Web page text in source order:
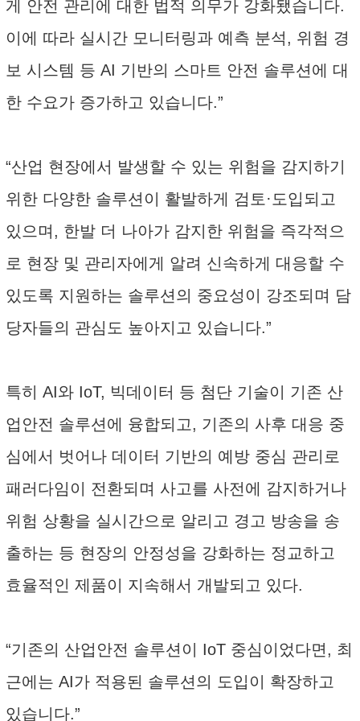
게 안전 관리에 대한 법적 의무가 강화됐습니다.
이에 따라 실시간 모니터링과 예측 분석, 위험 경
보 시스템 등 AI 기반의 스마트 안전 솔루션에 대
한 수요가 증가하고 있습니다.”
“산업 현장에서 발생할 수 있는 위험을 감지하기
위한 다양한 솔루션이 활발하게 검토·도입되고
있으며, 한발 더 나아가 감지한 위험을 즉각적으
로 현장 및 관리자에게 알려 신속하게 대응할 수
있도록 지원하는 솔루션의 중요성이 강조되며 담
당자들의 관심도 높아지고 있습니다.”
특히 AI와 IoT, 빅데이터 등 첨단 기술이 기존 산
업안전 솔루션에 융합되고, 기존의 사후 대응 중
심에서 벗어나 데이터 기반의 예방 중심 관리로
패러다임이 전환되며 사고를 사전에 감지하거나
위험 상황을 실시간으로 알리고 경고 방송을 송
출하는 등 현장의 안정성을 강화하는 정교하고
효율적인 제품이 지속해서 개발되고 있다.
“기존의 산업안전 솔루션이 IoT 중심이었다면, 최
근에는 AI가 적용된 솔루션의 도입이 확장하고
있습니다.”